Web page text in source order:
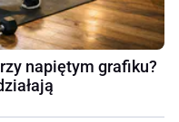
napiętym grafiku?